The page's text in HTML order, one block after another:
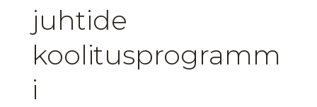
juhtide
koolitusprogramm
i